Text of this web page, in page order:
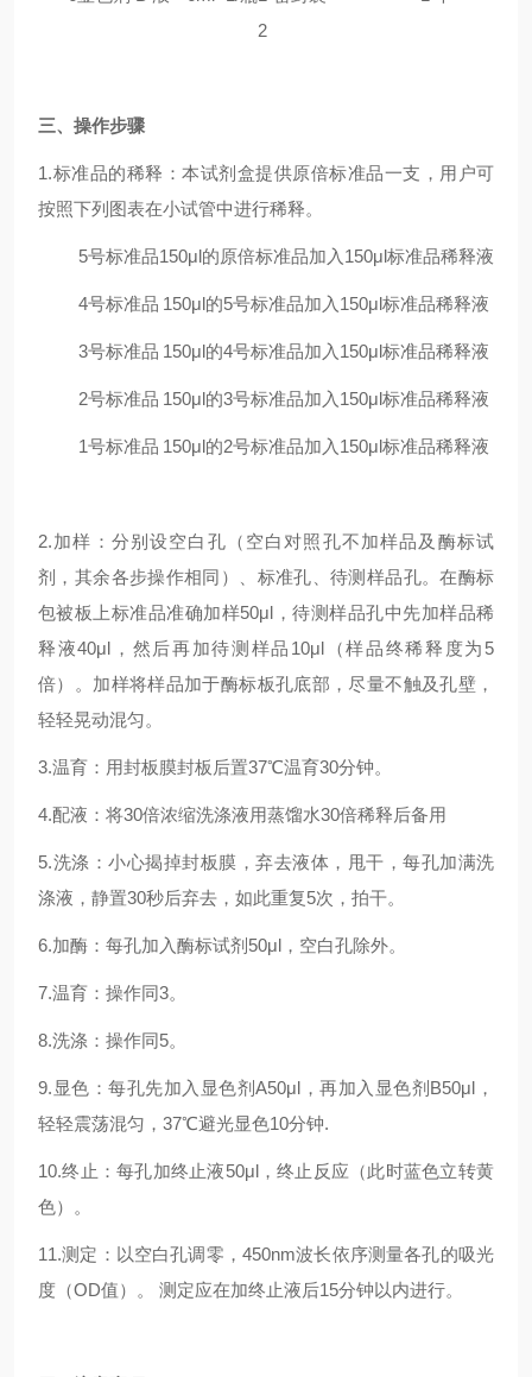
2
三、操作步骤
1.标准品的稀释：本试剂盒提供原倍标准品一支，用户可
按照下列图表在小试管中进行稀释。
5号标准品150μl的原倍标准品加入150μl标准品稀释液
4号标准品 150μl的5号标准品加入150μl标准品稀释液
3号标准品 150μl的4号标准品加入150μl标准品稀释液
2号标准品 150μl的3号标准品加入150μl标准品稀释液
1号标准品 150μl的2号标准品加入150μl标准品稀释液
2.加样：分别设空白孔（空白对照孔不加样品及酶标试
剂，其余各步操作相同）、标准孔、待测样品孔。在酶标
包被板上标准品准确加样50μl，待测样品孔中先加样品稀
释液40μl，然后再加待测样品10μl（样品终稀释度为5
倍）。加样将样品加于酶标板孔底部，尽量不触及孔壁，
轻轻晃动混匀。
3.温育：用封板膜封板后置37℃温育30分钟。
4.配液：将30倍浓缩洗涤液用蒸馏水30倍稀释后备用
5.洗涤：小心揭掉封板膜，弃去液体，甩干，每孔加满洗
涤液，静置30秒后弃去，如此重复5次，拍干。
6.加酶：每孔加入酶标试剂50μl，空白孔除外。
7.温育：操作同3。
8.洗涤：操作同5。
9.显色：每孔先加入显色剂A50μl，再加入显色剂B50μl，
轻轻震荡混匀，37℃避光显色10分钟.
10.终止：每孔加终止液50μl，终止反应（此时蓝色立转黄
色）。
11.测定：以空白孔调零，450nm波长依序测量各孔的吸光
度（OD值）。 测定应在加终止液后15分钟以内进行。